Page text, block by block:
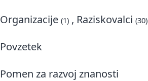
Organizacije(1) , Raziskovalci(30)
Povzetek
Pomen za razvoj znanosti